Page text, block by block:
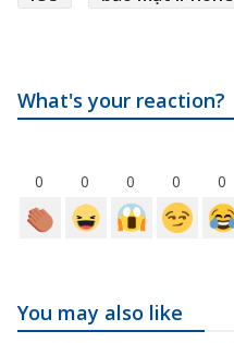
What's your reaction?
0 0 0 0 0
You may also like